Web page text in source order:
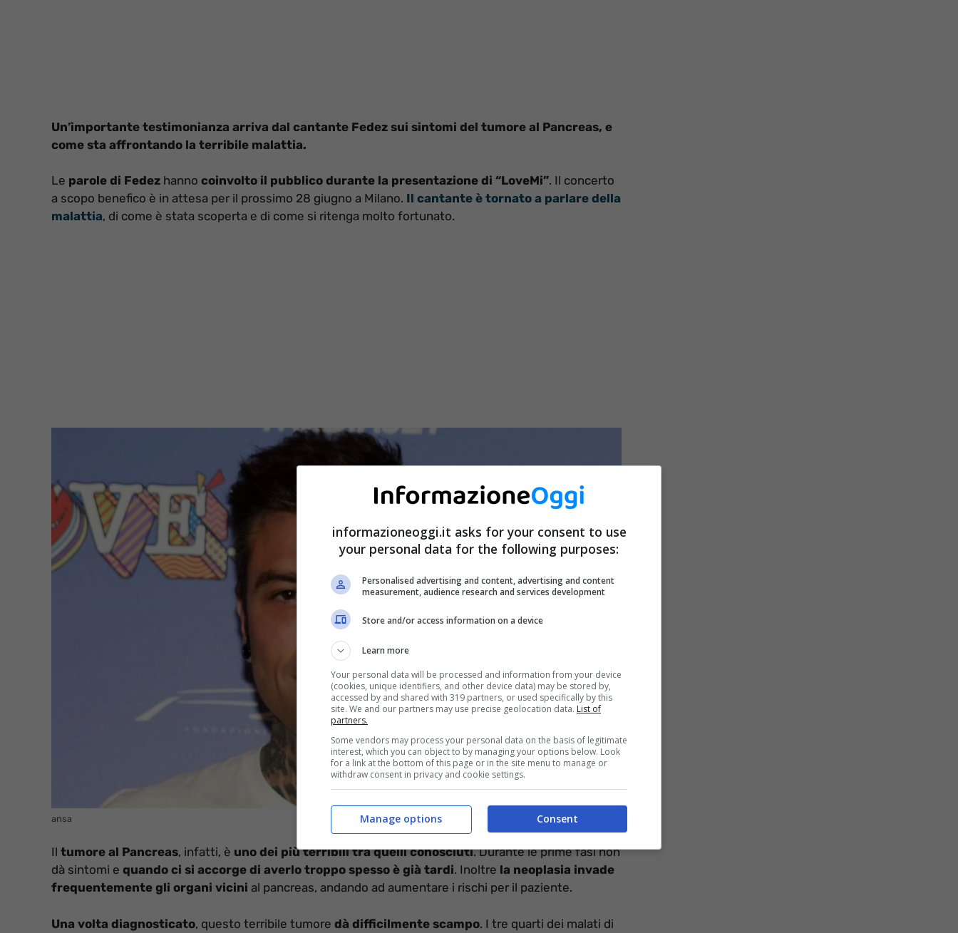
Un’importante testimonianza arriva dal cantante Fedez sui sintomi del tumore al Pancreas, e
come sta affrontando la terribile malattia.
Le parole di Fedez hanno coinvolto il pubblico durante la presentazione di “LoveMi”. Il concerto
a scopo benefico è in attesa per il prossimo 28 giugno a Milano. Il cantante è tornato a parlare della
malattia, di come è stata scoperta e di come si ritenga molto fortunato.
ansa
Il tumore al Pancreas, infatti, è uno dei più terribili tra quelli conosciuti. Durante le prime fasi non
dà sintomi e quando ci si accorge di averlo troppo spesso è già tardi. Inoltre la neoplasia invade
frequentemente gli organi vicini al pancreas, andando ad aumentare i rischi per il paziente.
Una volta diagnosticato, questo terribile tumore dà difficilmente scampo. I tre quarti dei malati di
informazioneoggi.it asks for your consent to use
your personal data for the following purposes:
Personalised advertising and content, advertising and content
measurement, audience research and services development
Store and/or access information on a device
Learn more
Your personal data will be processed and information from your device
(cookies, unique identifiers, and other device data) may be stored by,
accessed by and shared with 319 partners, or used specifically by this
site. We and our partners may use precise geolocation data. List of
partners.
Some vendors may process your personal data on the basis of legitimate
interest, which you can object to by managing your options below. Look
for a link at the bottom of this page or in the site menu to manage or
withdraw consent in privacy and cookie settings.
Consent
Manage options